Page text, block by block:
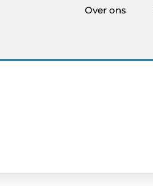
Over ons